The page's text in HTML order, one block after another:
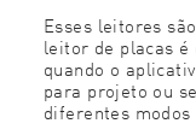
Esses leitores
leitor de placas
quando o
para projeto ou
diferentes